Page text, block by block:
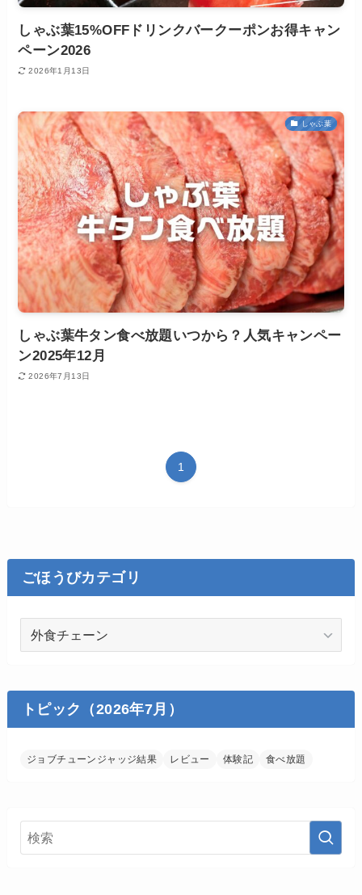
しゃぶ葉15%OFFドリンクバークーポンお得キャン
ペーン2026
2026年1月13日
しゃぶ葉
しゃぶ葉牛タン食べ放題いつから？人気キャンペー
ン2025年12月
2026年7月13日
1
ごほうびカテゴリ
び
カ
テ
リ
トピック（2026年7月）
ジョブチューンジャッジ結果 レビュー 体験記 食べ放題